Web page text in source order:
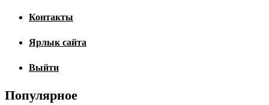
Контакты
Ярлык сайта
Выйти
Популярное